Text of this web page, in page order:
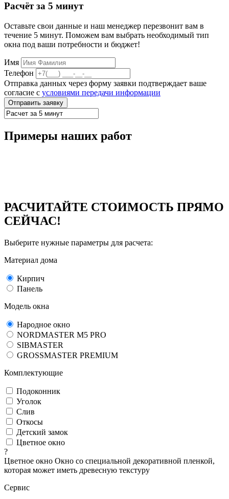
Расчётза 5 минут
Оставьте свои данные и наш менеджер перезвонит вам в
течение 5 минут. Поможем вам выбрать необходимый тип
окна под ваши потребности и бюджет!
Имя
Телефон
Отправка данных через форму заявки подтверждает ваше
согласие c условиями передачи информации
Отправить заявку
Примеры наших работ
РАСЧИТАЙТЕ СТОИМОСТЬ ПРЯМО
СЕЙЧАС!
Выберите нужные параметры для расчета:
Материал дома
Кирпич
Панель
Модель окна
Народное окно
NORDMASTER M5 PRO
SIBMASTER
GROSSMASTER PREMIUM
Комплектующие
Подоконник
Уголок
Слив
Откосы
Детский замок
Цветное окно
?
Цветное окно Окно со специальной декоративной пленкой,
которая может иметь древесную текстуру
Сервис